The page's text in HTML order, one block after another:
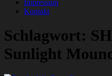
Impressum
Kontakt
Schlagwort:
Sunlight